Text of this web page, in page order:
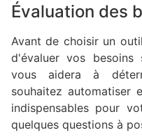
Évaluation des
Avant de choisir un
d'évaluer vos besoins
vous aidera à
souhaitez automatiser
indispensables pour
quelques questions à